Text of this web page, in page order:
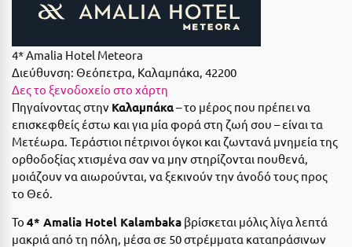
Βόλος
Βυτίνα
Γ
Γαλαξiδι
Γλυφάδα
Γρεβενά
Γύθειο
Δες όλες τις προσφορές
Δες όλα τα πακέτα διακοπών
4* Amalia Hotel Meteora
Διεύθυνση: Θεόπετρα, Καλαμπάκα, 42200
Δες το ξενοδοχείο στο χάρτη
Πηγαίνοντας στην Καλαμπάκα– το μέρος που πρέπει να
επισκεφθείς έστω και για μία φορά στη ζωή σου – είναι τα
Μετέωρα. Τεράστιοι πέτρινοι όγκοι και ζωντανά μνημεία της
ορθοδοξίας χτισμένα σαν να μην στηρίζονται πουθενά,
μοιάζουν να αιωρούνται, να ξεκινούν την άνοδό τους προς
το Θεό.
Το 4* Amalia Hotel Kalambaka βρίσκεται μόλις λίγα λεπτά
μακριά από τη πόλη, μέσα σε 50 στρέμματα καταπράσινων